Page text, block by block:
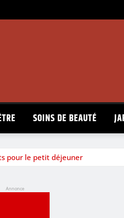
SOINS DE BEAUTÉ
pour le petit déjeuner
Annonce